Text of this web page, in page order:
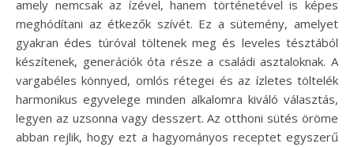
amely nemcsak az ízével, hanem történetével is képes
meghódítani az étkezők szívét. Ez a sütemény, amelyet
gyakran édes túróval töltenek meg és leveles tésztából
készítenek, generációk óta része a családi asztaloknak. A
vargabéles könnyed, omlós rétegei és az ízletes töltelék
harmonikus egyvelege minden alkalomra kiváló választás,
legyen az uzsonna vagy desszert. Az otthoni sütés öröme
abban rejlik, hogy ezt a hagyományos receptet egyszerű